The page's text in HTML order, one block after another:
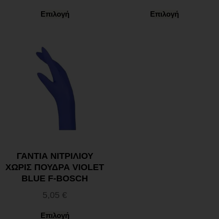
Επιλογή Επιλογή
ΓΑΝΤΙΑ ΝΙΤΡΙΛΙΟΥ
ΧΩΡΙΣ ΠΟΥΔΡΑ VIOLET
BLUE F-BOSCH
5,05 €
Επιλογή